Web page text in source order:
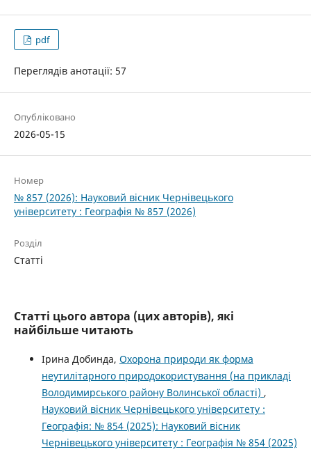
pdf
Переглядів анотації: 57
Опубліковано
2026-05-15
Номер
№ 857 (2026): Науковий вісник Чернівецького
університету : Географія № 857 (2026)
Розділ
Статті
Статті цього автора (цих авторів), які
найбільше читають
Ірина Добинда, Охорона природи як форма
неутилітарного природокористування (на прикладі
Володимирського району Волинської області) ,
Науковий вісник Чернівецького університету :
Географія: № 854 (2025): Науковий вісник
Чернівецького університету : Географія № 854 (2025)